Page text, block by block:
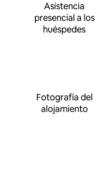
Asistencia
presencial a los
huéspedes
Fotografía del
alojamiento